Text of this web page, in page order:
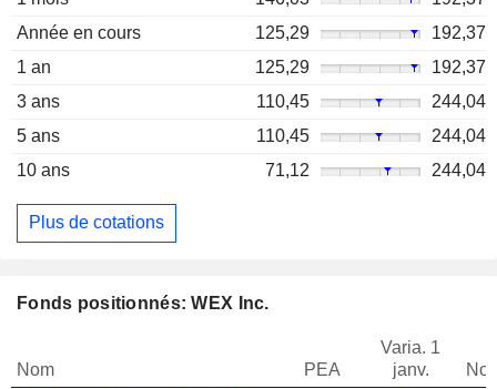
Année en cours
125,29
192,37
1 an
125,29
192,37
3 ans
110,45
244,04
5 ans
110,45
244,04
10 ans
71,12 244,04
Plus de cotations
Fonds positionnés: WEX Inc.
Nom PEA
Varia. 1
janv.